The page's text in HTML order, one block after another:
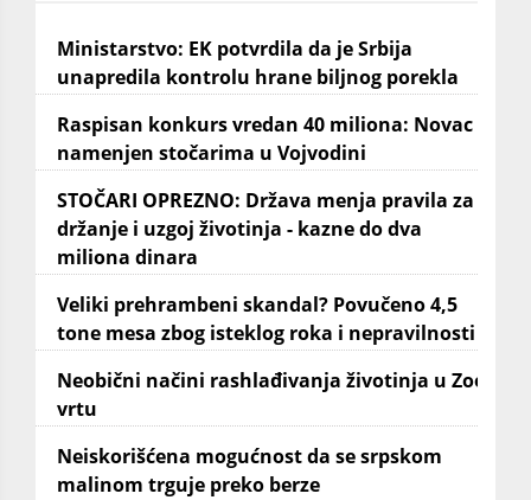
Ministarstvo: EK potvrdila da je Srbija
unapredila kontrolu hrane biljnog porekla
Raspisan konkurs vredan 40 miliona: Novac
namenjen stočarima u Vojvodini
STOČARI OPREZNO: Država menja pravila za
držanje i uzgoj životinja - kazne do dva
miliona dinara
Veliki prehrambeni skandal? Povučeno 4,5
tone mesa zbog isteklog roka i nepravilnosti
Neobični načini rashlađivanja životinja u Zoo
vrtu
Neiskorišćena mogućnost da se srpskom
malinom trguje preko berze